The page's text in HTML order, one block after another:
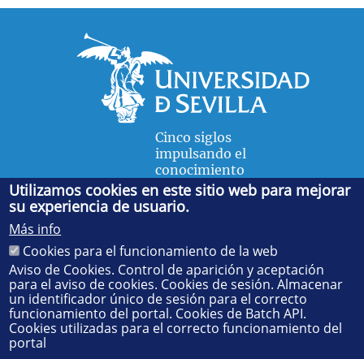
Cinco siglos
impulsando el
conocimiento
FACULTAD DE FÍSICA
Avda. de la Reina Mercedes, s/n. 41012 Sevilla. Tel.:
55 28 91. Administración:administradorfisica@us.es
Secretaría:jsecfisi@us.es- Decanato:ffisaog@us.es
Utilizamos cookies en este sitio web para mejorar
su experiencia de usuario.
Más info
Cookies para el funcionamiento de la web
Aviso de Cookies. Control de aparición y aceptación
para el aviso de cookies. Cookies de sesión. Almacenar
un identificador único de sesión para el correcto
funcionamiento del portal. Cookies de Batch API.
Cookies utilizadas para el correcto funcionamiento del
portal